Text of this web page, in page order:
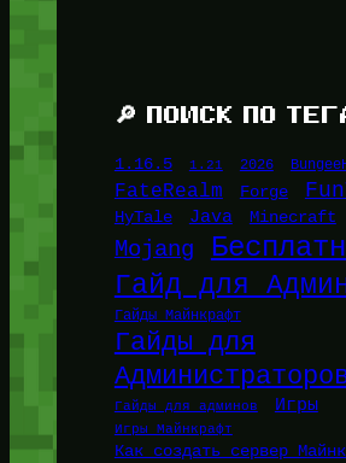
🔎 ПОИСК ПО
1.16.5 1.21 2026
FateRealm Forge
HyTale Java Minecraft
Mojang
Гайд для
Гайды Майнкрафт
Гайды для
Гайды для админов Игры
Игры Майнкрафт
Как создать сервер